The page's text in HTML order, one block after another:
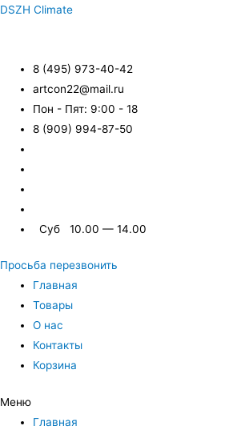
DSZH Climate
8 (495) 973-40-42
artcon22@mail.ru
Пон - Пят: 9:00 - 18
8 (909) 994-87-50
Суб 10.00 — 14.00
Просьба перезвонить
Главная
Товары
О нас
Контакты
Корзина
Меню
Главная